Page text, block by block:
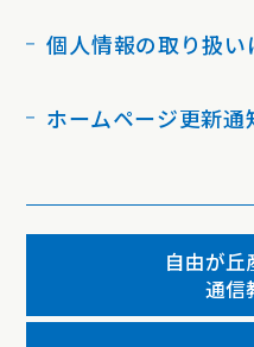
個人情報の取り扱い
ホームページ更新通
自由が丘
通信